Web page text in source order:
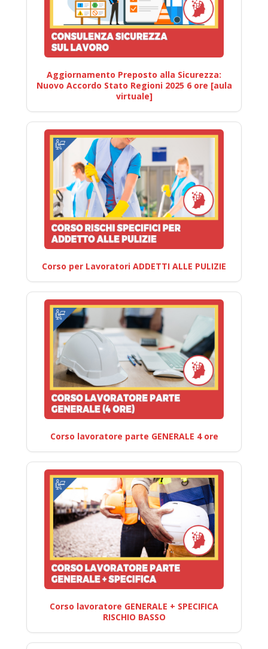
Aggiornamento Preposto alla Sicurezza:
Nuovo Accordo Stato Regioni 2025 6 ore [aula
virtuale]
Corso per Lavoratori ADDETTI ALLE PULIZIE
Corso lavoratore parte GENERALE 4 ore
Corso lavoratore GENERALE + SPECIFICA
RISCHIO BASSO